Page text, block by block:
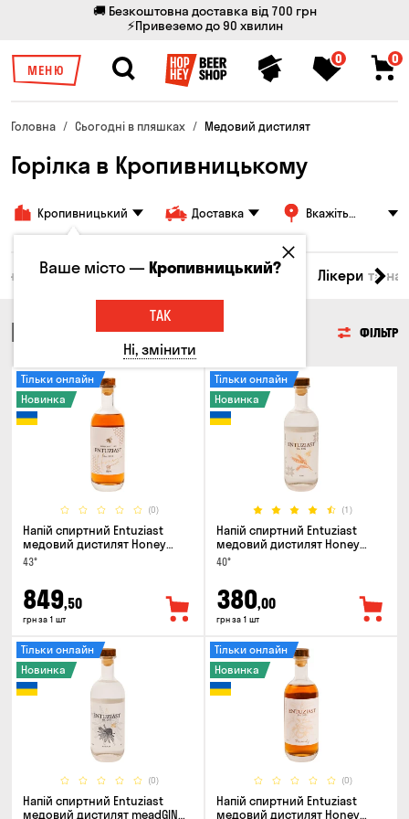
🚚 Безкоштовна доставка від 700 грн
⚡Привеземо до 90 хвилин
МЕНЮ
0 0
Головна Сьогодні в пляшках Медовий дистилят
Горілка в Кропивницькому
Кропивницький Доставка
Вкажіть
Віскі Коктейлі Горілка Соджу Лікери та
ГОРІЛКА ФІЛЬТР
(0)
Тільки онлайн
Новинка
Напій спиртний Entuziast
медовий дистилят Honey
Spirit Aged 0.5л
43°
849,50
грн за 1 шт
(1)
Тільки онлайн
Новинка
Напій спиртний Entuziast
медовий дистилят Honey
Spirit Pure 0.5л
40°
380,00
грн за 1 шт
(0)
Тільки онлайн
Новинка
Напій спиртний Entuziast
медовий дистилят meadGIN
(0)
Тільки онлайн
Новинка
Напій спиртний Entuziast
медовий дистилят Honey
Ваше місто —Кропивницький?
ТАК
Ні, змінити